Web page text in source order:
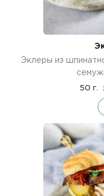
Эклеры из
50 г.